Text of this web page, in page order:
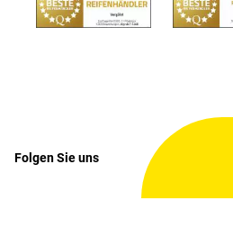
Folgen Sie uns